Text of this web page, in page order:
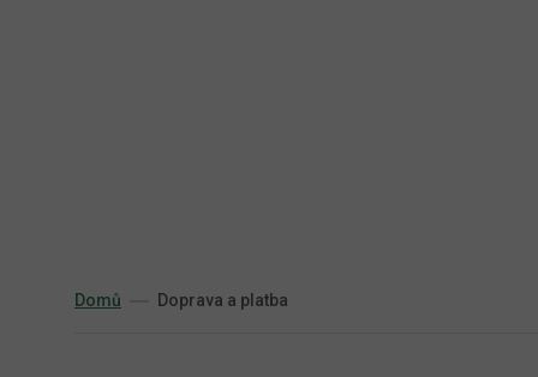
Domů Doprava a platba